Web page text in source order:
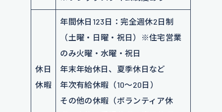
休日
休暇
年間休日123日：完全週休2日制
（土曜・日曜・祝日）※住宅営業
のみ火曜・水曜・祝日
年末年始休日、夏季休日など
年次有給休暇（10～20日）
その他の休暇（ボランティア休